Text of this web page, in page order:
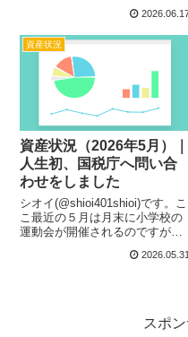
はいよいよインデックス投資家
にとっての年1のイベント「イ
デックス投資ナイト2026」が開
催です。現地参加のチケ...
資産状況
資産状況（2026年5月）｜
人生初、国税庁へ問い合
わせをしました
シオイ(@shioi401shioi)です。こ
こ最近の５月は月末に小学校の
運動会が開催されるのですが今
されました。資産も４月に続き
2026.05.31
スポ